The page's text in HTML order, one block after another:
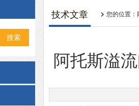
技术文章 您的位置：
阿托斯溢